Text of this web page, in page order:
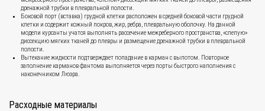
дренажной трубки в плевральной полости.
Боковой порт (вставка) грудной клетки расположен в средней боковой части грудной
клетки и содержит кожный покров, жир, ребра, плевральную оболочку. На данной
модели курсанты учатся выполнять рассечение межреберного пространства, «слепую»
диссекцию мягких тканей до плевры и размещение дренажной трубки в плевральной
полости.
Вытекание жидкости подтверждает попадание в карман с выпотом. Повторное
заполнение карманов фантома выполняется через порты быстрого наполнения с
наконечником Люэра.
Расходные материалы